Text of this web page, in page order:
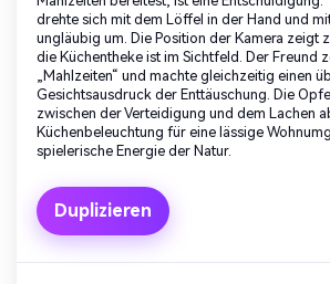
drehte sich mit dem Löffel in der Hand und
ungläubig um. Die Position der Kamera zeigt
die Küchentheke ist im Sichtfeld. Der Freund
„Mahlzeiten“ und machte gleichzeitig einen
Gesichtsausdruck der Enttäuschung. Die
zwischen der Verteidigung und dem Lachen
Küchenbeleuchtung für eine lässige
spielerische Energie der Natur.
Duplizieren